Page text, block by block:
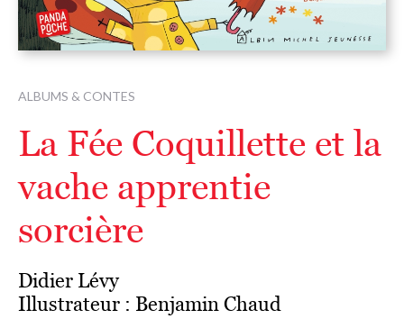
ALBUMS & CONTES
La Fée Coquillette et la
vache apprentie
sorcière
Didier Lévy
Illustrateur : Benjamin Chaud